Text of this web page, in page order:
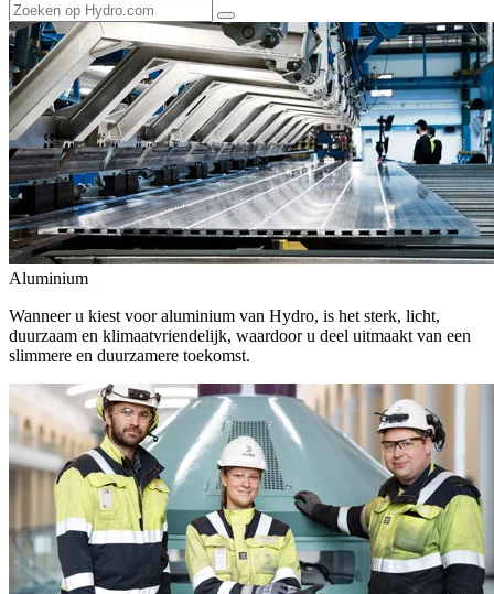
Aluminium
Wanneer u kiest voor aluminium van Hydro, is het sterk, licht,
duurzaam en klimaatvriendelijk, waardoor u deel uitmaakt van een
slimmere en duurzamere toekomst.